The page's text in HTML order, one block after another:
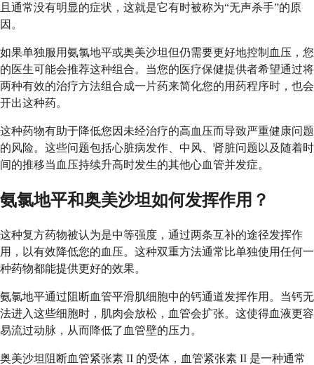
且通常没有明显的症状，这就是它有时被称为“无声杀手”的原
因。
如果单独服用氨氯地平或奥美沙坦但仍需要更好地控制血压，您
的医生可能会推荐这种组合。当您的医疗保健提供者希望通过将
两种有效的治疗方法组合成一片药来简化您的用药程序时，也会
开出这种药。
这种药物有助于降低您因未经治疗的高血压而导致严重健康问题
的风险。这些问题包括心脏病发作、中风、肾脏问题以及随着时
间的推移当血压持续升高时发生的其他心血管并发症。
氨氯地平和奥美沙坦如何发挥作用？
这种复方药物被认为是中等强度，通过两条互补的途径发挥作
用，以有效降低您的血压。这种双重方法通常比单独使用任何一
种药物都能提供更好的效果。
氨氯地平通过阻断血管平滑肌细胞中的钙通道发挥作用。当钙无
法进入这些细胞时，肌肉会放松，血管会扩张。这使得血液更容
易流过动脉，从而降低了血管壁的压力。
奥美沙坦阻断血管紧张素 II 的受体，血管紧张素 II 是一种通常